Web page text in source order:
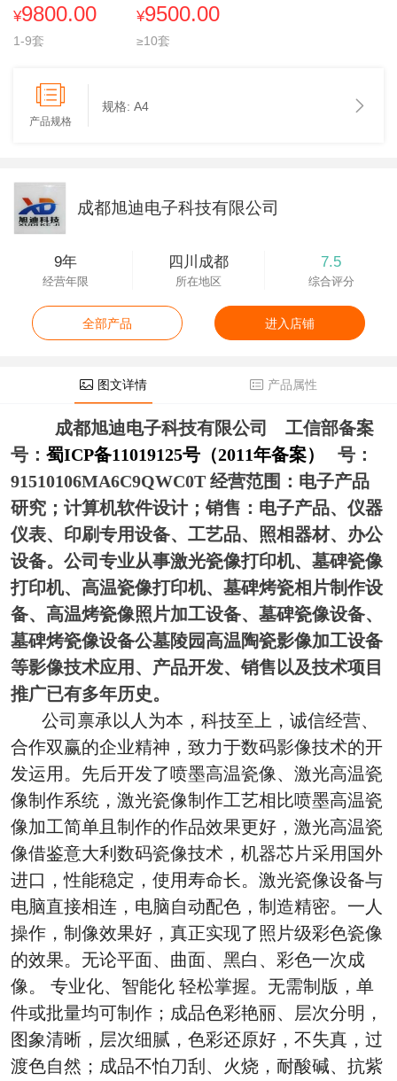
¥9800.00
1-9套
¥9500.00
≥10套
产品规格
规格: A4
成都旭迪电子科技有限公司
9年
经营年限
四川成都
所在地区
7.5
综合评分
全部产品 进入店铺
图文详情 产品属性
成都旭迪电子科技有限公司 工信部备案
号： 蜀ICP备11019125号（2011年备案）
号：
91510106MA6C9QWC0T 经营范围：电子产品
研究；计算机软件设计；销售：电子产品、仪器
仪表、印刷专用设备、工艺品、照相器材、办公
设备。公司专业从事激光瓷像打印机、墓碑瓷像
打印机、高温瓷像打印机、墓碑烤瓷相片制作设
备、高温烤瓷像照片加工设备、墓碑瓷像设备、
墓碑烤瓷像设备公墓陵园高温陶瓷影像加工设备
等影像技术应用、产品开发、销售以及技术项目
推广已有多年历史。
公司禀承以人为本，科技至上，诚信经营、
合作双赢的企业精神，致力于数码影像技术的开
发运用。先后开发了喷墨高温瓷像、激光高温瓷
像制作系统，激光瓷像制作工艺相比喷墨高温瓷
像加工简单且制作的作品效果更好，激光高温瓷
像借鉴意大利数码瓷像技术，机器芯片采用国外
进口，性能稳定，使用寿命长。激光瓷像设备与
电脑直接相连，电脑自动配色，制造精密。一人
操作，制像效果好，真正实现了照片级彩色瓷像
的效果。无论平面、曲面、黑白、彩色一次成
像。 专业化、智能化 轻松掌握。无需制版，单
件或批量均可制作；成品色彩艳丽、层次分明，
图象清晰，层次细腻，色彩还原好，不失真，过
渡色自然；成品不怕刀刮、火烧，耐酸碱、抗紫